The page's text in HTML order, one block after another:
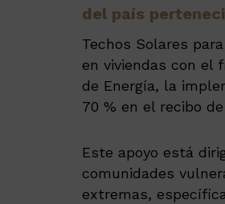
del país
Techos Solares
en viviendas con el
de Energía, la
70 % en el recibo
Este apoyo está
comunidades
extremas,